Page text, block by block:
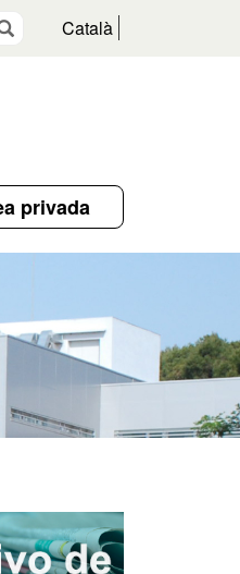
Català
privada